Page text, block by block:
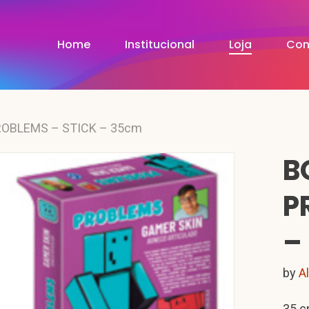
Home Institucional Loja
– STICK – 35cm
by